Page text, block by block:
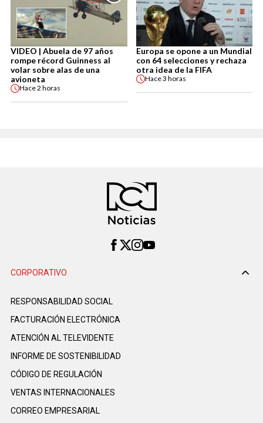
VIDEO | Abuela de 97 años
rompe récord Guinness al
volar sobre alas de una
avioneta
Hace2 horas
Europa se opone a un Mundial
con 64 selecciones y rechaza
otra idea de la FIFA
Hace3 horas
CORPORATIVO
RESPONSABILIDAD SOCIAL
FACTURACIÓN ELECTRÓNICA
ATENCIÓN AL TELEVIDENTE
INFORME DE SOSTENIBILIDAD
CÓDIGO DE REGULACIÓN
VENTAS INTERNACIONALES
CORREO EMPRESARIAL